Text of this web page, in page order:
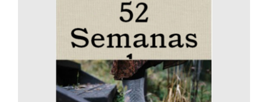
AÑADIR AL CARRITO
/
DETALLES